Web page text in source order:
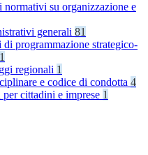
normativi su organizzazione e
generali 81
programmazione strategico-
1
regionali 1
e codice di condotta 4
cittadini e imprese 1